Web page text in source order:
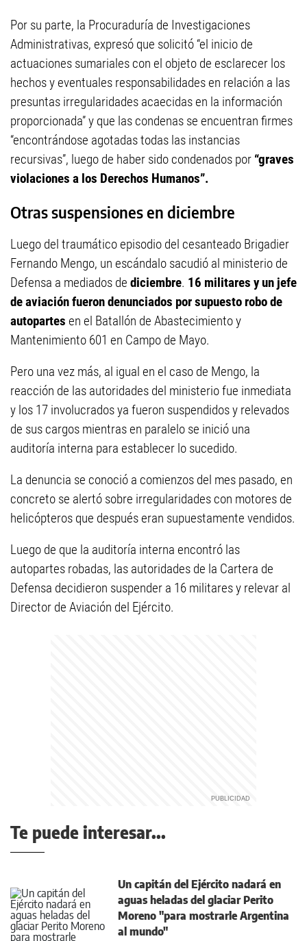
Por su parte, la Procuraduría de Investigaciones
Administrativas, expresó que solicitó “el inicio de
actuaciones sumariales con el objeto de esclarecer los
hechos y eventuales responsabilidades en relación a las
presuntas irregularidades acaecidas en la información
proporcionada” y que las condenas se encuentran firmes
“encontrándose agotadas todas las instancias
recursivas”, luego de haber sido condenados por “graves
violaciones a los Derechos Humanos”.
Otras suspensiones en diciembre
Luego del traumático episodio del cesanteado Brigadier
Fernando Mengo, un escándalo sacudió al ministerio de
Defensa a mediados de diciembre. 16 militares y un jefe
de aviación fueron denunciados por supuesto robo de
autopartes en el Batallón de Abastecimiento y
Mantenimiento 601 en Campo de Mayo.
Pero una vez más, al igual en el caso de Mengo, la
reacción de las autoridades del ministerio fue inmediata
y los 17 involucrados ya fueron suspendidos y relevados
de sus cargos mientras en paralelo se inició una
auditoría interna para establecer lo sucedido.
La denuncia se conoció a comienzos del mes pasado, en
concreto se alertó sobre irregularidades con motores de
helicópteros que después eran supuestamente vendidos.
Luego de que la auditoría interna encontró las
autopartes robadas, las autoridades de la Cartera de
Defensa decidieron suspender a 16 militares y relevar al
Director de Aviación del Ejército.
Te puede interesar...
Un capitán del Ejército nadará en
aguas heladas del glaciar Perito
Moreno "para mostrarle Argentina
al mundo"